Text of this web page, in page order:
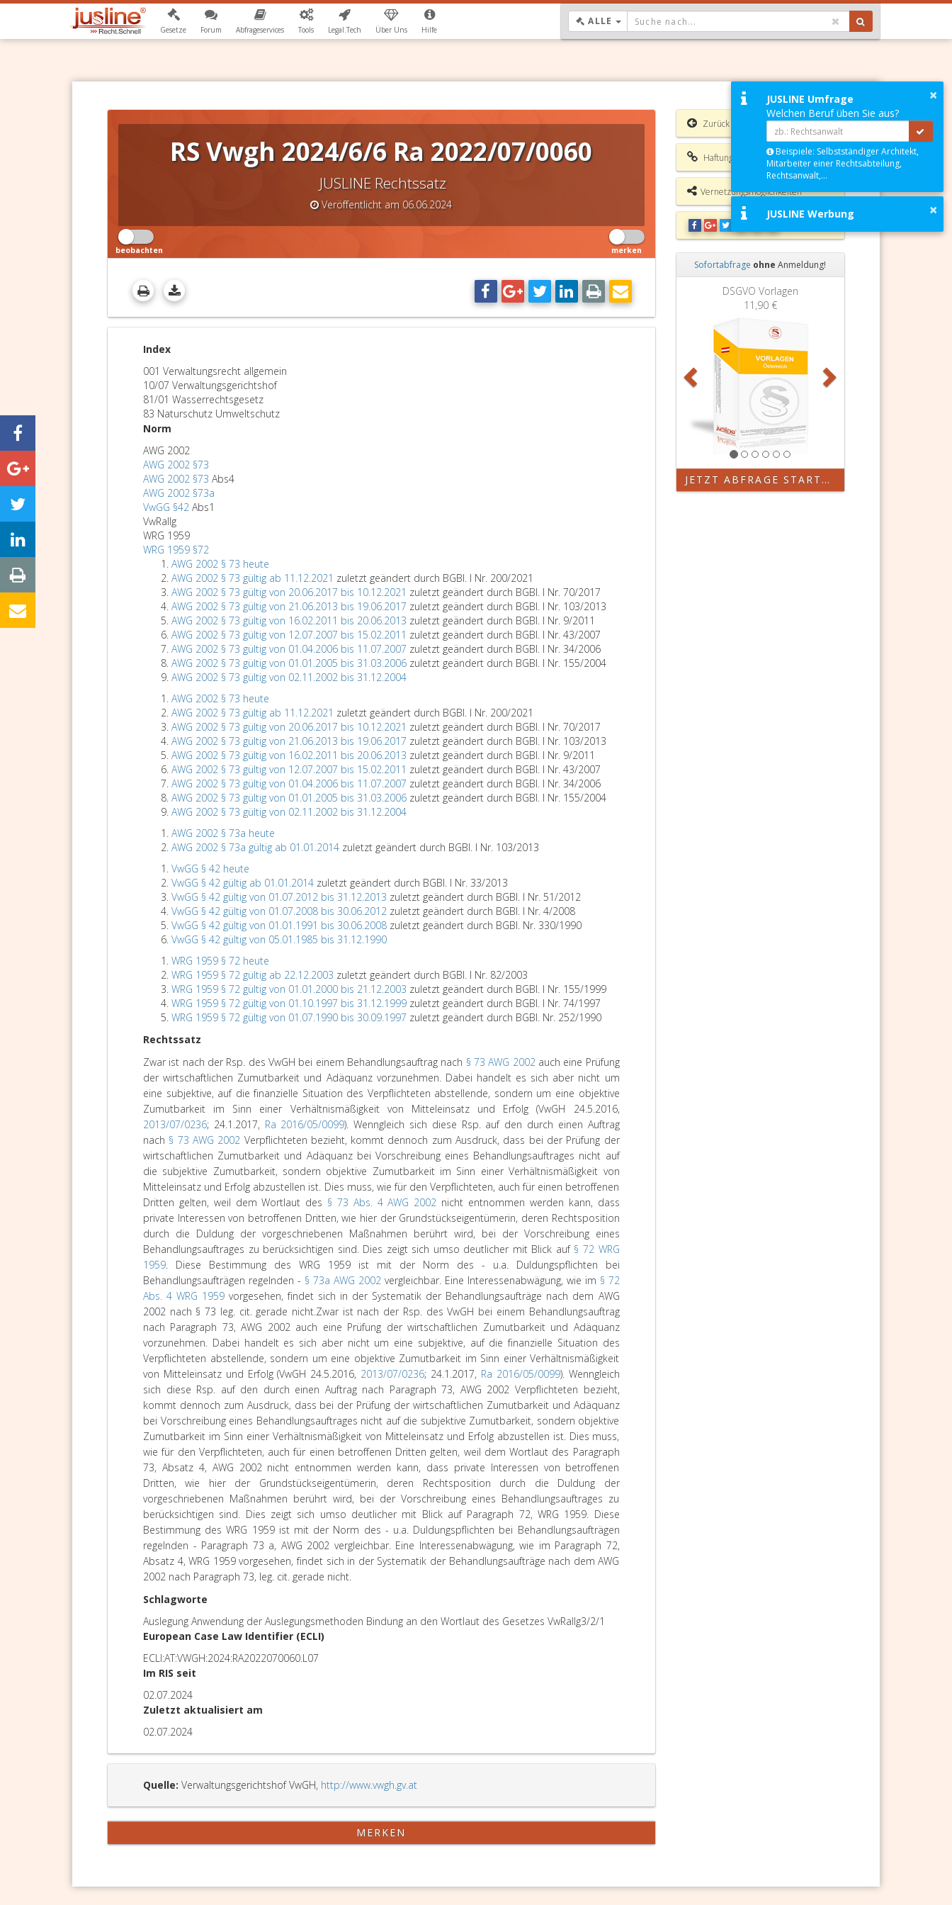
Gesetze Forum Abfrageservices Tools Legal.Tech Über Uns Hilfe
ALLE DROPDOWN: GEWÄHLTER WERT IST ALLE
RS Vwgh 2024/6/6 Ra 2022/07/0060
JUSLINE Rechtssatz
Veröffentlicht am 06.06.2024
beobachten merken
Index
001 Verwaltungsrecht allgemein
10/07 Verwaltungsgerichtshof
81/01 Wasserrechtsgesetz
83 Naturschutz Umweltschutz
Norm
AWG 2002
AWG 2002 §73
AWG 2002 §73 Abs4
AWG 2002 §73a
VwGG §42 Abs1
VwRallg
WRG 1959
WRG 1959 §72
AWG 2002 § 73 heute
AWG 2002 § 73 gültig ab 11.12.2021 zuletzt geändert durch BGBl. I Nr. 200/2021
AWG 2002 § 73 gültig von 20.06.2017 bis 10.12.2021 zuletzt geändert durch BGBl. I Nr. 70/2017
AWG 2002 § 73 gültig von 21.06.2013 bis 19.06.2017 zuletzt geändert durch BGBl. I Nr. 103/2013
AWG 2002 § 73 gültig von 16.02.2011 bis 20.06.2013 zuletzt geändert durch BGBl. I Nr. 9/2011
AWG 2002 § 73 gültig von 12.07.2007 bis 15.02.2011 zuletzt geändert durch BGBl. I Nr. 43/2007
AWG 2002 § 73 gültig von 01.04.2006 bis 11.07.2007 zuletzt geändert durch BGBl. I Nr. 34/2006
AWG 2002 § 73 gültig von 01.01.2005 bis 31.03.2006 zuletzt geändert durch BGBl. I Nr. 155/2004
AWG 2002 § 73 gültig von 02.11.2002 bis 31.12.2004
AWG 2002 § 73 heute
AWG 2002 § 73 gültig ab 11.12.2021 zuletzt geändert durch BGBl. I Nr. 200/2021
AWG 2002 § 73 gültig von 20.06.2017 bis 10.12.2021 zuletzt geändert durch BGBl. I Nr. 70/2017
AWG 2002 § 73 gültig von 21.06.2013 bis 19.06.2017 zuletzt geändert durch BGBl. I Nr. 103/2013
AWG 2002 § 73 gültig von 16.02.2011 bis 20.06.2013 zuletzt geändert durch BGBl. I Nr. 9/2011
AWG 2002 § 73 gültig von 12.07.2007 bis 15.02.2011 zuletzt geändert durch BGBl. I Nr. 43/2007
AWG 2002 § 73 gültig von 01.04.2006 bis 11.07.2007 zuletzt geändert durch BGBl. I Nr. 34/2006
AWG 2002 § 73 gültig von 01.01.2005 bis 31.03.2006 zuletzt geändert durch BGBl. I Nr. 155/2004
AWG 2002 § 73 gültig von 02.11.2002 bis 31.12.2004
AWG 2002 § 73a heute
AWG 2002 § 73a gültig ab 01.01.2014 zuletzt geändert durch BGBl. I Nr. 103/2013
VwGG § 42 heute
VwGG § 42 gültig ab 01.01.2014 zuletzt geändert durch BGBl. I Nr. 33/2013
VwGG § 42 gültig von 01.07.2012 bis 31.12.2013 zuletzt geändert durch BGBl. I Nr. 51/2012
VwGG § 42 gültig von 01.07.2008 bis 30.06.2012 zuletzt geändert durch BGBl. I Nr. 4/2008
VwGG § 42 gültig von 01.01.1991 bis 30.06.2008 zuletzt geändert durch BGBl. Nr. 330/1990
VwGG § 42 gültig von 05.01.1985 bis 31.12.1990
WRG 1959 § 72 heute
WRG 1959 § 72 gültig ab 22.12.2003 zuletzt geändert durch BGBl. I Nr. 82/2003
WRG 1959 § 72 gültig von 01.01.2000 bis 21.12.2003 zuletzt geändert durch BGBl. I Nr. 155/1999
WRG 1959 § 72 gültig von 01.10.1997 bis 31.12.1999 zuletzt geändert durch BGBl. I Nr. 74/1997
WRG 1959 § 72 gültig von 01.07.1990 bis 30.09.1997 zuletzt geändert durch BGBl. Nr. 252/1990
Rechtssatz
Zwar ist nach der Rsp. des VwGH bei einem Behandlungsauftrag nach § 73 AWG 2002auch eine Prüfung
der wirtschaftlichen Zumutbarkeit und Adäquanz vorzunehmen. Dabei handelt es sich aber nicht um
eine subjektive, auf die finanzielle Situation des Verpflichteten abstellende, sondern um eine objektive
Zumutbarkeit im Sinn einer Verhältnismäßigkeit von Mitteleinsatz und Erfolg (VwGH 24.5.2016,
2013/07/0236; 24.1.2017, Ra 2016/05/0099). Wenngleich sich diese Rsp. auf den durch einen Auftrag
nach § 73 AWG 2002 Verpflichteten bezieht, kommt dennoch zum Ausdruck, dass bei der Prüfung der
wirtschaftlichen Zumutbarkeit und Adäquanz bei Vorschreibung eines Behandlungsauftrages nicht auf
die subjektive Zumutbarkeit, sondern objektive Zumutbarkeit im Sinn einer Verhältnismäßigkeit von
Mitteleinsatz und Erfolg abzustellen ist. Dies muss, wie für den Verpflichteten, auch für einen betroffenen
Dritten gelten, weil dem Wortlaut des § 73 Abs. 4 AWG 2002 nicht entnommen werden kann, dass
private Interessen von betroffenen Dritten, wie hier der Grundstückseigentümerin, deren Rechtsposition
durch die Duldung der vorgeschriebenen Maßnahmen berührt wird, bei der Vorschreibung eines
Behandlungsauftrages zu berücksichtigen sind. Dies zeigt sich umso deutlicher mit Blick auf § 72 WRG
1959. Diese Bestimmung des WRG 1959 ist mit der Norm des - u.a. Duldungspflichten bei
Behandlungsaufträgen regelnden - § 73a AWG 2002vergleichbar. Eine Interessenabwägung, wie im § 72
Abs. 4 WRG 1959 vorgesehen, findet sich in der Systematik der Behandlungsaufträge nach dem AWG
2002 nach § 73 leg. cit. gerade nicht.Zwar ist nach der Rsp. des VwGH bei einem Behandlungsauftrag
nach Paragraph 73, AWG 2002 auch eine Prüfung der wirtschaftlichen Zumutbarkeit und Adäquanz
vorzunehmen. Dabei handelt es sich aber nicht um eine subjektive, auf die finanzielle Situation des
Verpflichteten abstellende, sondern um eine objektive Zumutbarkeit im Sinn einer Verhältnismäßigkeit
von Mitteleinsatz und Erfolg (VwGH 24.5.2016, 2013/07/0236; 24.1.2017, Ra 2016/05/0099). Wenngleich
sich diese Rsp. auf den durch einen Auftrag nach Paragraph 73, AWG 2002 Verpflichteten bezieht,
kommt dennoch zum Ausdruck, dass bei der Prüfung der wirtschaftlichen Zumutbarkeit und Adäquanz
bei Vorschreibung eines Behandlungsauftrages nicht auf die subjektive Zumutbarkeit, sondern objektive
Zumutbarkeit im Sinn einer Verhältnismäßigkeit von Mitteleinsatz und Erfolg abzustellen ist. Dies muss,
wie für den Verpflichteten, auch für einen betroffenen Dritten gelten, weil dem Wortlaut des Paragraph
73, Absatz 4, AWG 2002 nicht entnommen werden kann, dass private Interessen von betroffenen
Dritten, wie hier der Grundstückseigentümerin, deren Rechtsposition durch die Duldung der
vorgeschriebenen Maßnahmen berührt wird, bei der Vorschreibung eines Behandlungsauftrages zu
berücksichtigen sind. Dies zeigt sich umso deutlicher mit Blick auf Paragraph 72, WRG 1959. Diese
Bestimmung des WRG 1959 ist mit der Norm des - u.a. Duldungspflichten bei Behandlungsaufträgen
regelnden - Paragraph 73 a, AWG 2002 vergleichbar. Eine Interessenabwägung, wie im Paragraph 72,
Absatz 4, WRG 1959 vorgesehen, findet sich in der Systematik der Behandlungsaufträge nach dem AWG
2002 nach Paragraph 73, leg. cit. gerade nicht.
Schlagworte
Auslegung Anwendung der Auslegungsmethoden Bindung an den Wortlaut des Gesetzes VwRallg3/2/1
European Case Law Identifier (ECLI)
ECLI:AT:VWGH:2024:RA2022070060.L07
Im RIS seit
02.07.2024
Zuletzt aktualisiert am
02.07.2024
Quelle: Verwaltungsgerichtshof VwGH, http://www.vwgh.gv.at
MERKEN
Zurück
Haftungsausschluss
Vernetzungsmöglichkeiten
Sofortabfrage ohne Anmeldung!
DSGVO Vorlagen
11,90 €
Zurück
JETZT ABFRAGE STARTEN
×
JUSLINE Umfrage
Welchen Beruf üben Sie aus?
Beispiele: Selbstständiger Architekt,
Mitarbeiter einer Rechtsabteilung,
Rechtsanwalt,...
×
JUSLINE Werbung